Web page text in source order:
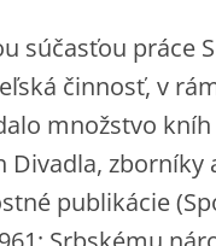
súčasťou práce
činnosť, v
množstvo kníh
Divadla, zborníky
publikácie